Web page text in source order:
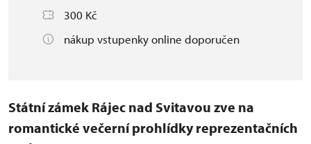
300 Kč
nákup vstupenky online doporučen
Státní zámek Rájec nad Svitavou zve na
romantické večerní prohlídky reprezentačních